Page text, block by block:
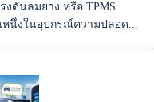
ดันลมยาง หรือ TPMS
นหนึ่งในอุปกรณ์ความปลอด...